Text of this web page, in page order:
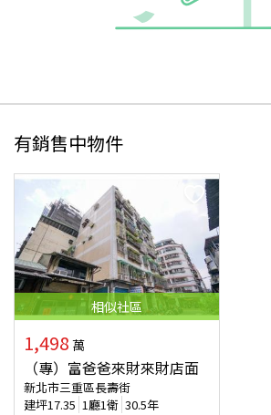
有銷售中物件
相似社區
1,498 萬
（專）富爸爸來財來財店面
新北市三重區長壽街
建坪17.35 1廳1衛 30.5年